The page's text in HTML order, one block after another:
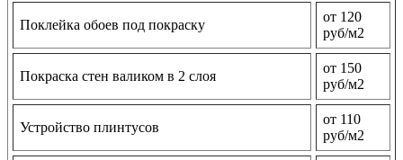
Поклейка обоев под покраску
от 120
руб/м2
Покраска стен валиком в 2 слоя
от 150
руб/м2
Устройство плинтусов
от 110
руб/м2